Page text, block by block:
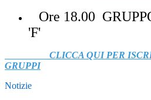
Ore 18.00
'F'
CLICCA QUI PER
GRUPPI
Notizie